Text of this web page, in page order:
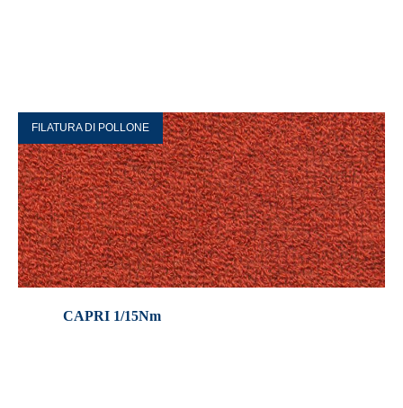
FILATURA DI POLLONE
CAPRI 1/15Nm